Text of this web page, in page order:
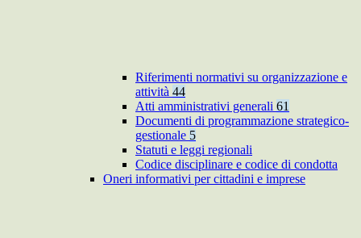
Riferimenti normativi su organizzazione e
attività 44
Atti amministrativi generali 61
Documenti di programmazione strategico-
gestionale 5
Statuti e leggi regionali
Codice disciplinare e codice di condotta
Oneri informativi per cittadini e imprese